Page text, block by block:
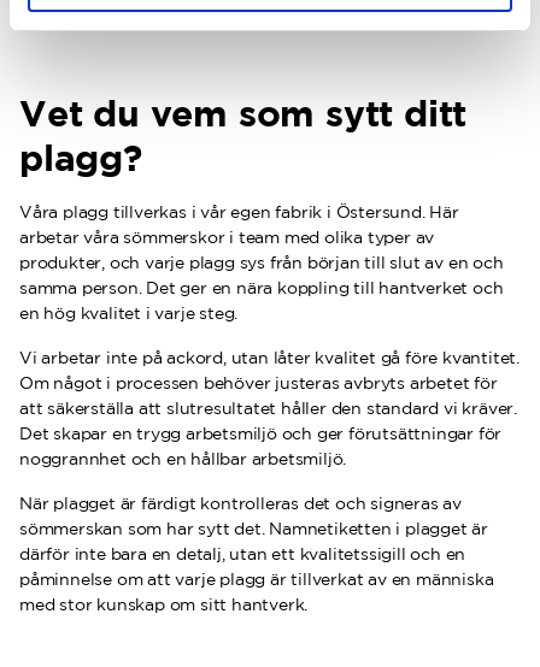
Vet du vem som sytt ditt
plagg?
Våra plagg tillverkas i vår egen fabrik i Östersund. Här
arbetar våra sömmerskor i team med olika typer av
produkter, och varje plagg sys från början till slut av en och
samma person. Det ger en nära koppling till hantverket och
en hög kvalitet i varje steg.
Vi arbetar inte på ackord, utan låter kvalitet gå före kvantitet.
Om något i processen behöver justeras avbryts arbetet för
att säkerställa att slutresultatet håller den standard vi kräver.
Det skapar en trygg arbetsmiljö och ger förutsättningar för
noggrannhet och en hållbar arbetsmiljö.
När plagget är färdigt kontrolleras det och signeras av
sömmerskan som har sytt det. Namnetiketten i plagget är
därför inte bara en detalj, utan ett kvalitetssigill och en
påminnelse om att varje plagg är tillverkat av en människa
med stor kunskap om sitt hantverk.